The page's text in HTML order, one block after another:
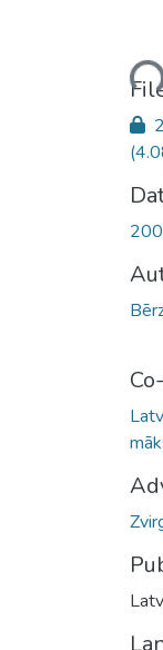
Loading...